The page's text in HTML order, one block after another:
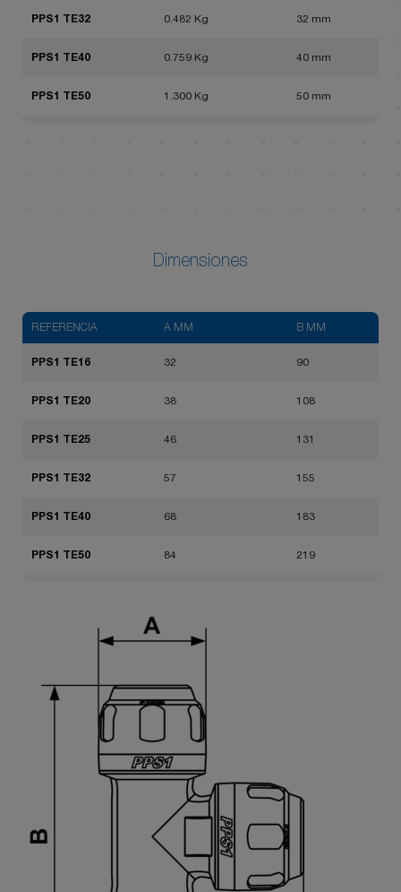
PPS1 TE32 0.482 Kg 32 mm
PPS1 TE40 0.759 Kg 40 mm
PPS1 TE50 1.300 Kg 50 mm
Dimensiones
REFERENCIA A MM B MM
PPS1 TE16 32 90
PPS1 TE20 38 108
PPS1 TE25 46 131
PPS1 TE32 57 155
PPS1 TE40 68 183
PPS1 TE50 84 219